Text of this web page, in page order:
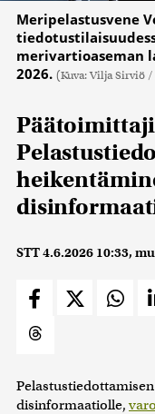
Meripelastusvene
merivartioaseman
2026. (Kuva: Vilja Sirviö
STT4.6.2026 10:33,
disinformaatiolle,